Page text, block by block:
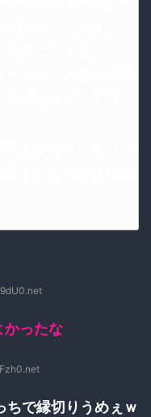
かったな
ちで縁切りうめぇｗ